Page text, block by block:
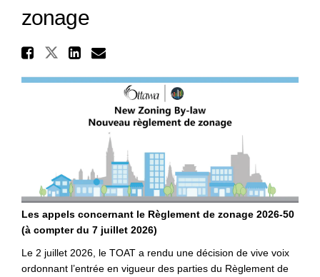
zonage
Partager Nouveau règlement
Partager Nouveau
Partager Nouveau
Courriel Nouveau
Les appels concernant le Règlement de zonage 2026-50
(à compter du 7 juillet 2026)
Le 2 juillet 2026, le TOAT a rendu une décision de vive voix
ordonnant l’entrée en vigueur des parties du Règlement de